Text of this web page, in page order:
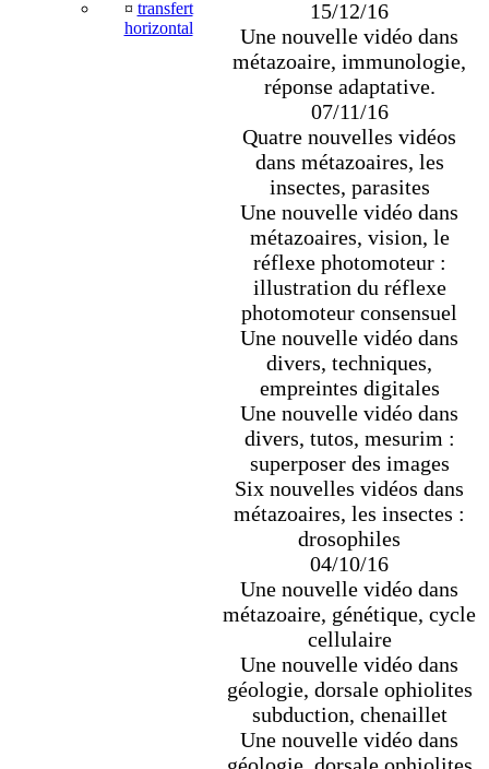
¤ transfert
horizontal
15/12/16
Une nouvelle vidéo dans
métazoaire, immunologie,
réponse adaptative.
07/11/16
Quatre nouvelles vidéos
dans métazoaires, les
insectes, parasites
Une nouvelle vidéo dans
métazoaires, vision, le
réflexe photomoteur :
illustration du réflexe
photomoteur consensuel
Une nouvelle vidéo dans
divers, techniques,
empreintes digitales
Une nouvelle vidéo dans
divers, tutos, mesurim :
superposer des images
Six nouvelles vidéos dans
métazoaires, les insectes :
drosophiles
04/10/16
Une nouvelle vidéo dans
métazoaire, génétique, cycle
cellulaire
Une nouvelle vidéo dans
géologie, dorsale ophiolites
subduction, chenaillet
Une nouvelle vidéo dans
géologie, dorsale ophiolites